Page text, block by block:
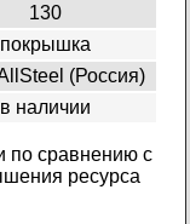
130
покрышка
(Россия)
в наличии
по сравнению с
ресурса